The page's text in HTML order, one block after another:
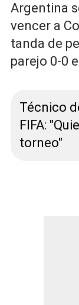
Argentina
vencer a
tanda de
parejo 0-0
Técnico
FIFA:
torneo"